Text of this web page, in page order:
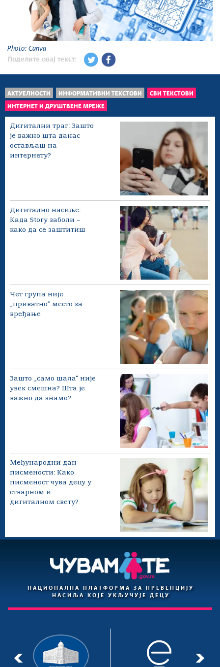
Photo: Canva
Поделите овај текст:
АКТУЕЛНОСТИ ИНФОРМАТИВНИ ТЕКСТОВИ СВИ ТЕКСТОВИ
ИНТЕРНЕТ И ДРУШТВЕНЕ МРЕЖЕ
Дигитални траг: Зашто
је важно шта данас
остављаш на
интернету?
Дигитално насиље:
Када Story заболи –
како да се заштитиш
Чет група није
„приватно” место за
вређање
Зашто „само шала“ није
увек смешна? Шта је
важно да знамо?
Међународни дан
писмености: Како
писменост чува децу у
стварном и
дигиталном свету?
НАЦИОНАЛНА ПЛАТФОРМА ЗА ПРЕВЕНЦИЈУ
НАСИЉА КОЈЕ УКЉУЧУЈЕ ДЕЦУ